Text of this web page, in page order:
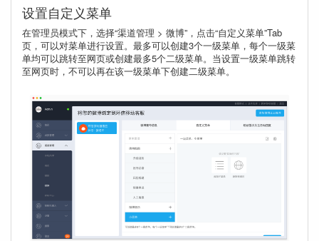
设置自定义菜单
在管理员模式下，选择“渠道管理 > 微博”，点击“自定义菜单”Tab
页，可以对菜单进行设置。最多可以创建3个一级菜单，每个一级菜
单均可以跳转至网页或创建最多5个二级菜单。当设置一级菜单跳转
至网页时，不可以再在该一级菜单下创建二级菜单。